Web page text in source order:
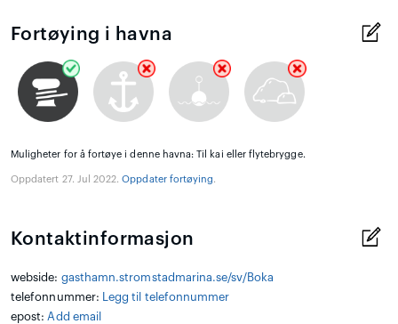
Fortøying i havna
Muligheter for å fortøye i denne havna: Til kai eller flytebrygge.
Oppdatert 27. Jul 2022.Oppdater fortøying.
Kontaktinformasjon
webside: gasthamn.stromstadmarina.se/sv/Boka
telefonnummer:
Legg til telefonnummer
epost: Add email